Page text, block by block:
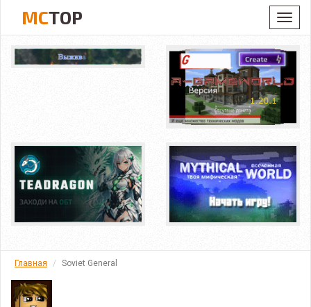
MCTOP
Главная Soviet General